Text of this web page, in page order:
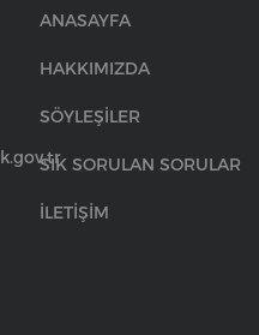
ANASAYFA
HAKKIMIZDA
SÖYLEŞİLER
SIK SORULAN SORULAR
İLETİŞİM